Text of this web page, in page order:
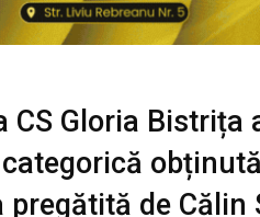
Gloria Bistrița
de Călin